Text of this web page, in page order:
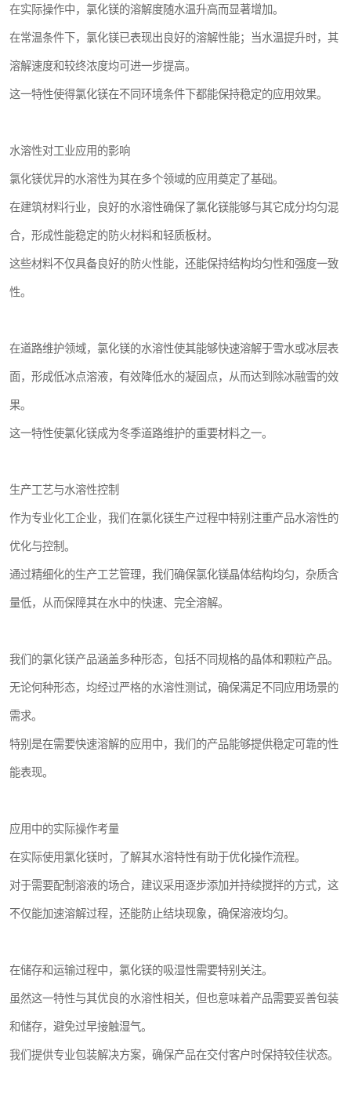
在实际操作中，氯化镁的溶解度随水温升高而显著增加。
在常温条件下，氯化镁已表现出良好的溶解性能；当水温提升时，其
溶解速度和较终浓度均可进一步提高。
这一特性使得氯化镁在不同环境条件下都能保持稳定的应用效果。
水溶性对工业应用的影响
氯化镁优异的水溶性为其在多个领域的应用奠定了基础。
在建筑材料行业，良好的水溶性确保了氯化镁能够与其它成分均匀混
合，形成性能稳定的防火材料和轻质板材。
这些材料不仅具备良好的防火性能，还能保持结构均匀性和强度一致
性。
在道路维护领域，氯化镁的水溶性使其能够快速溶解于雪水或冰层表
面，形成低冰点溶液，有效降低水的凝固点，从而达到除冰融雪的效
果。
这一特性使氯化镁成为冬季道路维护的重要材料之一。
生产工艺与水溶性控制
作为专业化工企业，我们在氯化镁生产过程中特别注重产品水溶性的
优化与控制。
通过精细化的生产工艺管理，我们确保氯化镁晶体结构均匀，杂质含
量低，从而保障其在水中的快速、完全溶解。
我们的氯化镁产品涵盖多种形态，包括不同规格的晶体和颗粒产品。
无论何种形态，均经过严格的水溶性测试，确保满足不同应用场景的
需求。
特别是在需要快速溶解的应用中，我们的产品能够提供稳定可靠的性
能表现。
应用中的实际操作考量
在实际使用氯化镁时，了解其水溶特性有助于优化操作流程。
对于需要配制溶液的场合，建议采用逐步添加并持续搅拌的方式，这
不仅能加速溶解过程，还能防止结块现象，确保溶液均匀。
在储存和运输过程中，氯化镁的吸湿性需要特别关注。
虽然这一特性与其优良的水溶性相关，但也意味着产品需要妥善包装
和储存，避免过早接触湿气。
我们提供专业包装解决方案，确保产品在交付客户时保持较佳状态。